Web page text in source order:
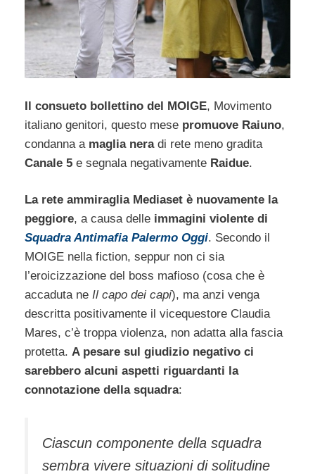
Il consueto bollettino del MOIGE, Movimento
italiano genitori, questo mese promuove Raiuno,
condanna a maglia neradi rete meno gradita
Canale 5 e segnala negativamente Raidue.
La rete ammiraglia Mediaset è nuovamente la
peggiore, a causa delle immagini violente di
Squadra Antimafia Palermo Oggi. Secondo il
MOIGE nella fiction, seppur non ci sia
l’eroicizzazione del boss mafioso (cosa che è
accaduta ne Il capo dei capi), ma anzi venga
descritta positivamente il vicequestore Claudia
Mares, c’è troppa violenza, non adatta alla fascia
protetta. A pesare sul giudizio negativo ci
sarebbero alcuni aspetti riguardanti la
connotazione della squadra:
Ciascun componente della squadra
sembra vivere situazioni di solitudine